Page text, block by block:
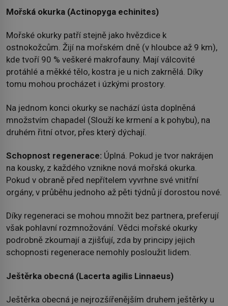
Mořská okurka (Actinopyga echinites)
Mořské okurky patří stejně jako hvězdice k
ostnokožcům. Žijí na mořském dně (v hloubce až 9 km),
kde tvoří 90 % veškeré makrofauny. Mají válcovité
protáhlé a měkké tělo, kostra je u nich zakrnělá. Díky
tomu mohou procházet i úzkými prostory.
Na jednom konci okurky se nachází ústa doplněná
množstvím chapadel (Slouží ke krmení a k pohybu), na
druhém řitní otvor, přes který dýchají.
Schopnost regenerace: Úplná. Pokud je tvor nakrájen
na kousky, z každého vznikne nová mořská okurka.
Pokud v obraně před nepřítelem vyvrhne své vnitřní
orgány, v průběhu jednoho až pěti týdnů jí dorostou nové.
Díky regeneraci se mohou množit bez partnera, preferují
však pohlavní rozmnožování. Vědci mořské okurky
podrobně zkoumají a zjišťují, zda by principy jejich
schopnosti regenerace nemohly posloužit lidem.
Ještěrka obecná (Lacerta agilis Linnaeus)
Ještěrka obecná je nejrozšířenějším druhem ještěrky u